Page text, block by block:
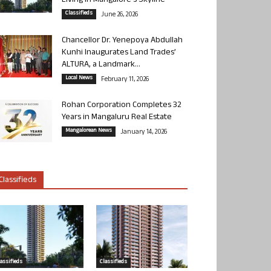
Classifieds June 26, 2026
Chancellor Dr. Yenepoya Abdullah
Kunhi Inaugurates Land Trades’
ALTURA, a Landmark...
Local News February 11, 2026
Rohan Corporation Completes 32
Years in Mangaluru Real Estate
Mangalorean News January 14, 2026
Classifieds